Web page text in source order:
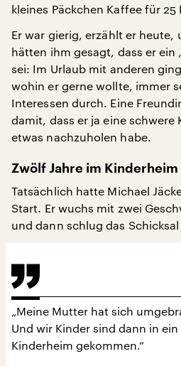
kleines Päckchen Kaffee für 25
Er war gierig, erzählt er heute,
hätten ihm gesagt, dass er ein
sei: Im Urlaub mit anderen
wohin er gerne wollte, immer
Interessen durch. Eine
damit, dass er ja eine schwere
etwas nachzuholen habe.
Zwölf Jahre im Kinderheim
Tatsächlich hatte Michael
Start. Er wuchs mit zwei
und dann schlug das
„Meine Mutter hat sich
Und wir Kinder sind dann in
Kinderheim gekommen.“